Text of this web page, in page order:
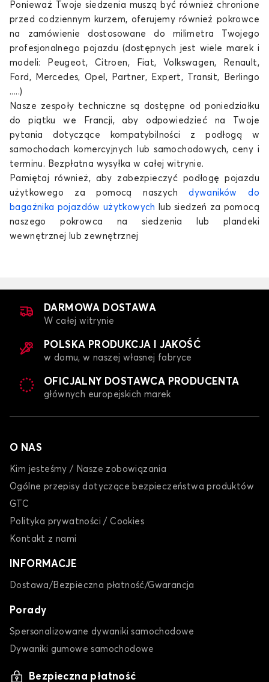
Ponieważ Twoje siedzenia muszą być również chronione
przed codziennym kurzem, oferujemy również pokrowce
na zamówienie dostosowane do milimetra Twojego
profesjonalnego pojazdu (dostępnych jest wiele marek i
modeli:
Peugeot, Citroen, Fiat, Volkswagen, Renault,
Ford, Mercedes, Opel, Partner, Expert, Transit, Berlingo
.....)
Nasze zespoły techniczne są dostępne od poniedziałku
do piątku we Francji, aby odpowiedzieć na Twoje
pytania dotyczące kompatybilności z podłogą w
samochodach komercyjnych lub samochodowych, ceny i
terminu. Bezpłatna wysyłka w całej witrynie.
Pamiętaj również, aby zabezpieczyć podłogę pojazdu
użytkowego za pomocą naszychdywaników do
bagażnika pojazdów użytkowych
lub siedzeń za pomocą
naszego pokrowca na siedzenia lub plandeki
wewnętrznej lub zewnętrznej
DARMOWA DOSTAWA
W całej witrynie
POLSKA PRODUKCJA I JAKOŚĆ
w domu, w naszej własnej fabryce
OFICJALNY DOSTAWCA PRODUCENTA
głównych europejskich marek
O NAS
Kim jesteśmy / Nasze zobowiązania
Ogólne przepisy dotyczące bezpieczeństwa produktów
GTC
Polityka prywatności / Cookies
Kontakt z nami
INFORMACJE
Dostawa/Bezpieczna płatność/Gwarancja
Porady
Spersonalizowane dywaniki samochodowe
Dywaniki gumowe samochodowe
Bezpieczna płatność